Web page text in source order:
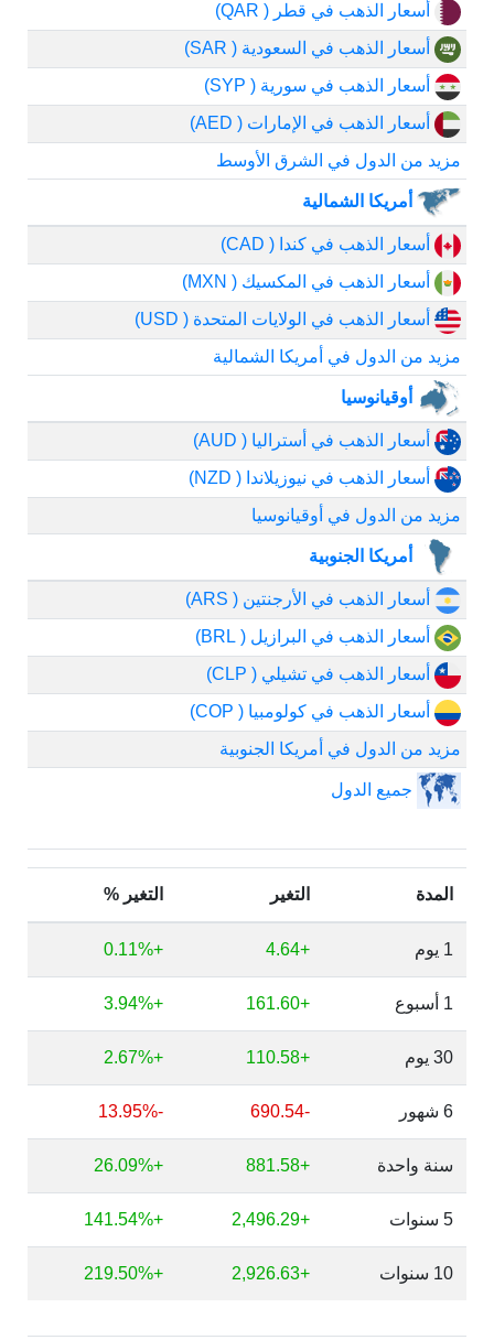
أسعار الذهب في قطر ( QAR)
أسعار الذهب في السعودية ( SAR)
أسعار الذهب في سورية ( SYP)
أسعار الذهب في الإمارات ( AED)
مزيد من الدول في الشرق الأوسط
أمريكا الشمالية
أسعار الذهب في كندا ( CAD)
أسعار الذهب في المكسيك ( MXN)
أسعار الذهب في الولايات المتحدة ( USD)
مزيد من الدول في أمريكا الشمالية
أوقيانوسيا
أسعار الذهب في أستراليا ( AUD)
أسعار الذهب في نيوزيلاندا ( NZD)
مزيد من الدول في أوقيانوسيا
أمريكا الجنوبية
أسعار الذهب في الأرجنتين ( ARS)
أسعار الذهب في البرازيل ( BRL)
أسعار الذهب في تشيلي ( CLP)
أسعار الذهب في كولومبيا ( COP)
مزيد من الدول في أمريكا الجنوبية
جميع الدول
المدة التغير التغير %
1 يوم +4.64
+0.11%
1 أسبوع +161.60
+3.94%
30 يوم +110.58
+2.67%
6 شهور -690.54
-13.95%
سنة واحدة +881.58
+26.09%
5 سنوات +2,496.29
+141.54%
10 سنوات +2,926.63
+219.50%